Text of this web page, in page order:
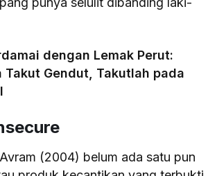
dengan Lemak Perut:
Takut Gendut, Takutlah pada
(2004) belum ada satu pun